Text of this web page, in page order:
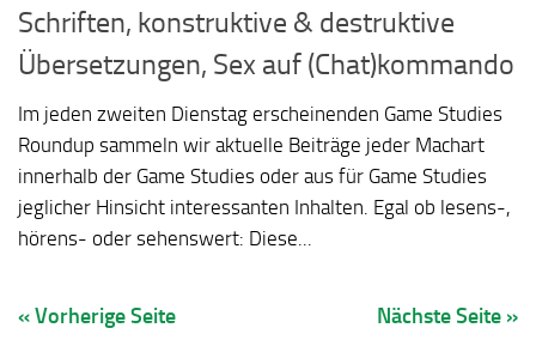
Schriften, konstruktive & destruktive
Übersetzungen, Sex auf (Chat)kommando
Im jeden zweiten Dienstag erscheinenden Game Studies
Roundup sammeln wir aktuelle Beiträge jeder Machart
innerhalb der Game Studies oder aus für Game Studies
jeglicher Hinsicht interessanten Inhalten. Egal ob lesens-,
hörens- oder sehenswert: Diese...
« Vorherige Seite Nächste Seite »